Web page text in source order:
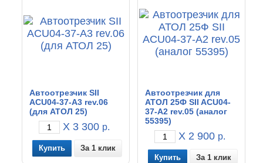
Автоотрезчик SII
ACU04-37-A3 rev.06
(для АТОЛ 25)
X 3 300 р.
За 1 клик
Автоотрезчик для
АТОЛ 25Ф SII ACU04-
37-A2 rev.05 (аналог
55395)
X 2 900 р.
За 1 клик